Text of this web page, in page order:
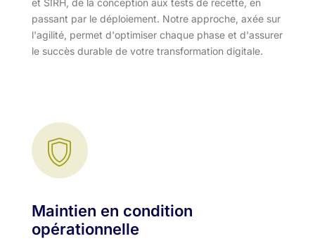
passant par le déploiement. Notre approche, axée sur
l'agilité, permet d'optimiser chaque phase et d'assurer
le succès durable de votre transformation digitale.
Maintien en condition
opérationnelle